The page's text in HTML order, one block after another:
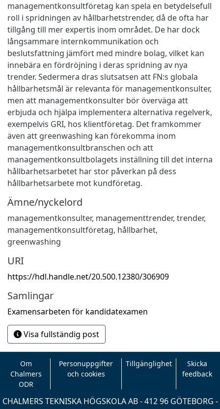
managementkonsultföretag kan spela en betydelsefull
roll i spridningen av hållbarhetstrender, då de ofta har
tillgång till mer expertis inom området. De har dock
långsammare internkommunikation och
beslutsfattning jämfört med mindre bolag, vilket kan
innebära en fördröjning i deras spridning av nya
trender. Sedermera dras slutsatsen att FN:s globala
hållbarhetsmål är relevanta för managementkonsulter,
men att managementkonsulter bör överväga att
erbjuda och hjälpa implementera alternativa regelverk,
exempelvis GRI, hos klientföretag. Det framkommer
även att greenwashing kan förekomma inom
managementkonsultbranschen och att
managementkonsultbolagets inställning till det interna
hållbarhetsarbetet har stor påverkan på dess
hållbarhetsarbete mot kundföretag.
Ämne/nyckelord
managementkonsulter, managementtrender, trender,
managementkonsultföretag, hållbarhet,
greenwashing
URI
https://hdl.handle.net/20.500.12380/306909
Samlingar
Examensarbeten för kandidatexamen
Visa fullständig post
Om
Chalmers
ODR
Personuppgifter
och cookies
Tillgänglighet
Skicka
feedback
CHALMERS TEKNISKA HÖGSKOLA AB - 412 96 GÖTEBORG -